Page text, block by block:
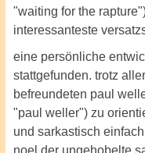
"waiting for the
interessanteste
eine persönliche
stattgefunden. trotz
befreundeten paul
"paul weller") zu
und sarkastisch
noel der ungehobelte